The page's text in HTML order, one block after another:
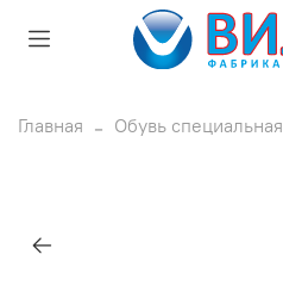
Главная Обувь специальная